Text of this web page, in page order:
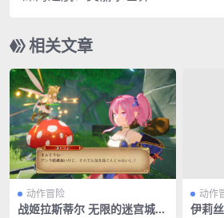
相关文章
动作冒险
战姬拉斯蒂尔 无限的迷宫城/R
动作
伊莉